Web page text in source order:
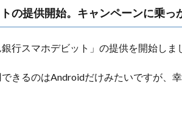
の提供開始。キャンペーンに乗っ
行スマホデビット」の提供を開始しま
きるのはAndroidだけみたいですが、